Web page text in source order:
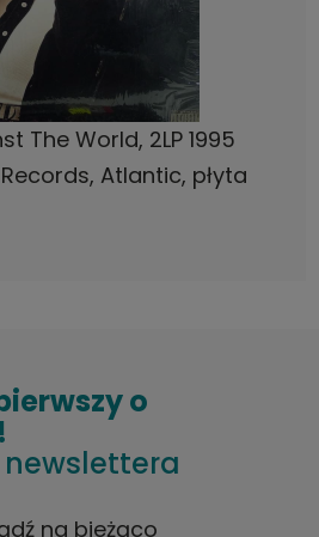
The World, 2LP 1995
Atlantic, płyta
O DOSTĘPNOŚCI
o
newslettera
na bieżąco